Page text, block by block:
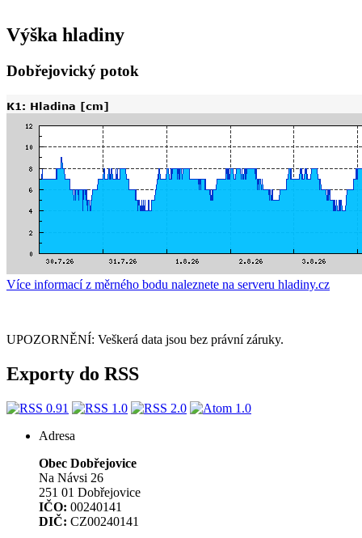
Výška hladiny
Dobřejovický potok
Více informací z měrného bodu naleznete na serveru hladiny.cz
UPOZORNĚNÍ: Veškerá data jsou bez právní záruky.
Exporty do RSS
Adresa
Obec Dobřejovice
Na Návsi 26
251 01 Dobřejovice
IČO: 00240141
DIČ: CZ00240141